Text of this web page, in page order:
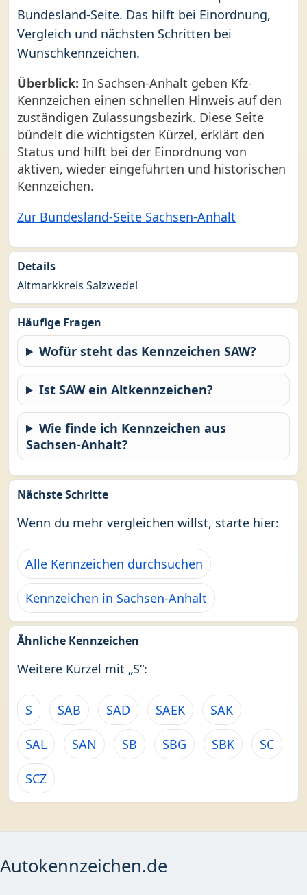
Bundesland-Seite. Das hilft bei Einordnung,
Vergleich und nächsten Schritten bei
Wunschkennzeichen.
Überblick: In Sachsen-Anhalt geben Kfz-
Kennzeichen einen schnellen Hinweis auf den
zuständigen Zulassungsbezirk. Diese Seite
bündelt die wichtigsten Kürzel, erklärt den
Status und hilft bei der Einordnung von
aktiven, wieder eingeführten und historischen
Kennzeichen.
Zur Bundesland-Seite Sachsen-Anhalt
Details
Altmarkkreis Salzwedel
Häufige Fragen
Wofür steht das Kennzeichen SAW?
Ist SAW ein Altkennzeichen?
Wie finde ich Kennzeichen aus
Sachsen-Anhalt?
Nächste Schritte
Wenn du mehr vergleichen willst, starte hier:
Alle Kennzeichen durchsuchen
Kennzeichen in Sachsen-Anhalt
Ähnliche Kennzeichen
Weitere Kürzel mit „S“:
S SAB SAD SAEK SÄK
SAL SAN SB SBG SBK SC
SCZ
Autokennzeichen.de